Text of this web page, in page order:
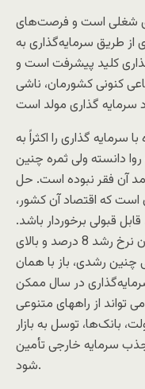
شغلی است و فرصت‌های
از طریق سرمایه‌گذاری به
کلید پیشرفت است و
کنونی کشورمان، ناشی
گذاری را اکثراً به
دانسته ولی ثمره چنین
آن فقر نبوده است. حل
است که اقتصاد آن کشور،
قبولی برخوردار باشد.
به محاسبه کارشناسان اقتصادی در ایران نرخ رشد 8 درصد و بالای
چنین رشدی، باز با همان
دلار سرمایه‌گذاری در سال ممکن
تواند از راههای متنوعی
بانک‌ها، توسل به بازار
جذب سرمایه خارجی تأمین
شود.